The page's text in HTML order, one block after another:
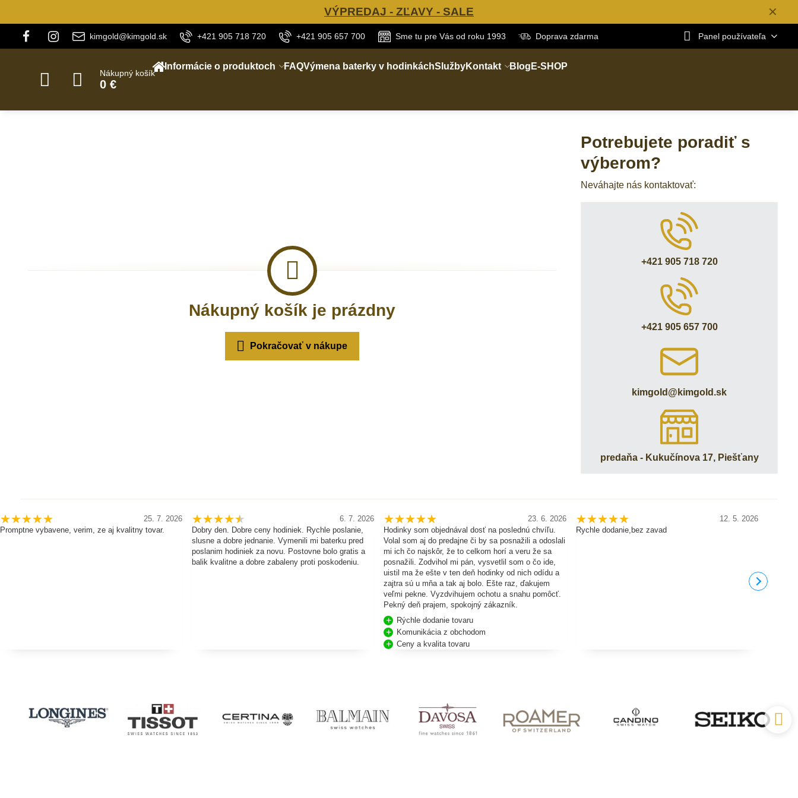
✕
VÝPREDAJ - ZĽAVY - SALE
kimgold@kimgold.sk +421 905 718 720 +421 905 657 700 Sme tu pre Vás od roku 1993 Doprava zdarma Panel používateľa
Nákupný košík
0 €
Informácie o produktoch FAQVýmena baterky v hodinkáchSlužbyKontakt Blog E-SHOP
Nákupný košík je prázdny
Pokračovať v nákupe
Potrebujete poradiť s
výberom?
Neváhajte nás kontaktovať:
+421 905 718 720
+421 905 657 700
kimgold​@kimgold​.sk
predaňa - Kukučínova 17, Piešťany
25. 7. 2026
Promptne vybavene, verim, ze aj kvalitny tovar.
6. 7. 2026
Dobry den. Dobre ceny hodiniek. Rychle poslanie,
slusne a dobre jednanie. Vymenili mi baterku pred
poslanim hodiniek za novu. Postovne bolo gratis a
balik kvalitne a dobre zabaleny proti poskodeniu.
23. 6. 2026
Hodinky som objednával dosť na poslednú chvíľu.
Volal som aj do predajne či by sa posnažili a odoslali
mi ich čo najskôr, že to celkom horí a veru že sa
posnažili. Zodvihol mi pán, vysvetlil som o čo ide,
uistil ma že ešte v ten deň hodinky od nich odídu a
zajtra sú u mňa a tak aj bolo. Ešte raz, ďakujem
veľmi pekne. Vyzdvihujem ochotu a snahu pomôcť.
Pekný deň prajem, spokojný zákazník.
Rýchle dodanie tovaru
Komunikácia z obchodom
Ceny a kvalita tovaru
12. 5. 2026
Rychle dodanie,bez zavad